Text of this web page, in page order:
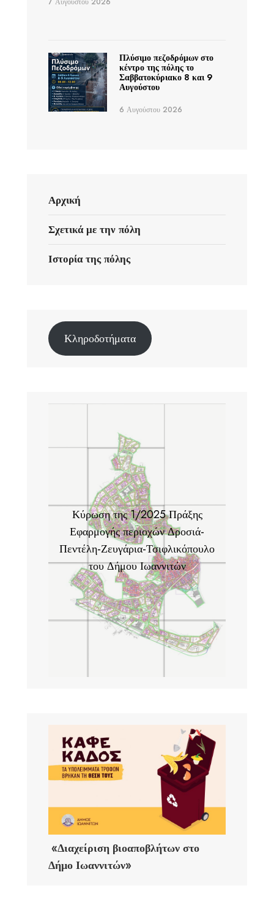
Πλύσιμο πεζοδρόμων στο
κέντρο της πόλης το
Σαββατοκύριακο 8 και 9
Αυγούστου
6 Αυγούστου 2026
Αρχική
Σχετικά με την πόλη
Ιστορία της πόλης
Κληροδοτήματα
Κύρωση της 1/2025 Πράξης
Εφαρμογής περιοχών Δροσιά-
Πεντέλη-Ζευγάρια-Τσιφλικόπουλο
του Δήμου Ιωαννιτών
«Διαχείριση βιοαποβλήτων στο
Δήμο Ιωαννιτών»